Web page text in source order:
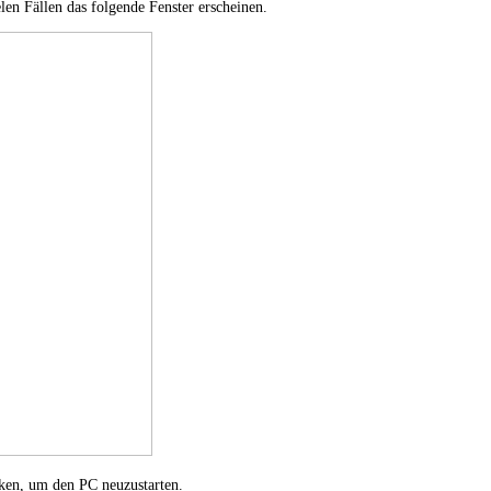
Fällen das folgende Fenster erscheinen.
um den PC neuzustarten.